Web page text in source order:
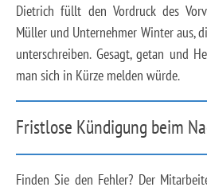
Dietrich füllt den Vordruck des
Müller und Unternehmer Winter aus,
unterschreiben. Gesagt, getan und
man sich in Kürze melden würde.
Fristlose Kündigung beim
Finden Sie den Fehler? Der